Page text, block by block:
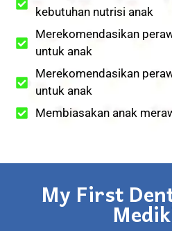
kebutuhan nutrisi anak
Merekomendasikan
untuk anak
Merekomendasikan
untuk anak
Membiasakan anak
My First